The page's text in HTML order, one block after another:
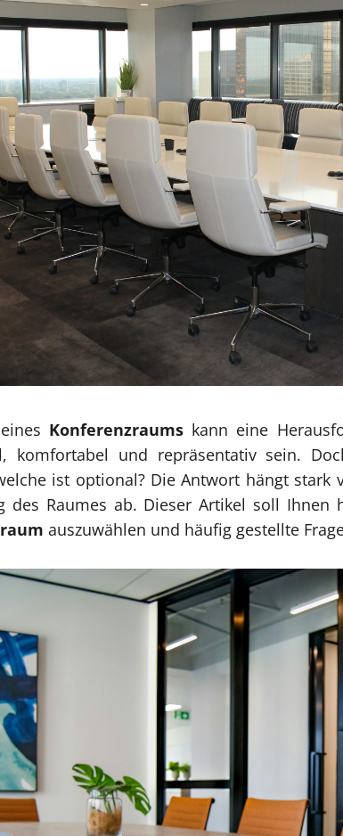
Konferenzraumskann eine
komfortabel und repräsentativ sein.
ist optional? Die Antwort hängt stark
des Raumes ab. Dieser Artikel soll Ihnen
auszuwählen und häufig gestellte